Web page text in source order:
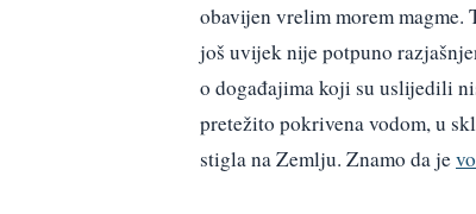
obavijen vrelim morem magme.
još uvijek nije potpuno
o događajima koji su uslijedili
pretežito pokrivena vodom, u
stigla na Zemlju. Znamo da je